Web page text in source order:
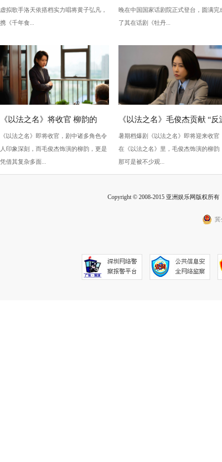
虚拟歌手洛天依搭档实力唱将黄子弘凡，
携《千年食...
情，全新演绎“柳梦梅”至情至
晚在中国国家话剧院正式登台，圆满完
了其在话剧《牡丹...
《以法之名》将收官 柳韵的
“蠢” 让毛俊杰重回巅峰
《以法之名》即将收官，剧中诸多角色令
人印象深刻，而毛俊杰饰演的柳韵，更是
凭借其复杂多面...
《以法之名》毛俊杰贡献 “反
级” 演技？柳韵的 “蠢” 是表演
的胜利！
暑期档爆剧《以法之名》即将迎来收官
在《以法之名》里，毛俊杰饰演的柳韵
那可是被不少观...
Copyright © 2008-2015 亚洲娱乐网版权所
冀